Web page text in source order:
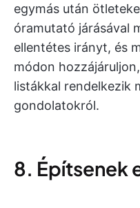
egymás után
óramutató járásával
ellentétes irányt, és
módon
listákkal rendelkezik
gondolatokról.
8. Építsenek